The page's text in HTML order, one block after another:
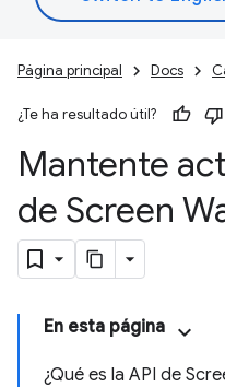
Página principal Docs
¿Te ha resultado útil?
Mantente
de Screen
En esta página
¿Qué es la API de